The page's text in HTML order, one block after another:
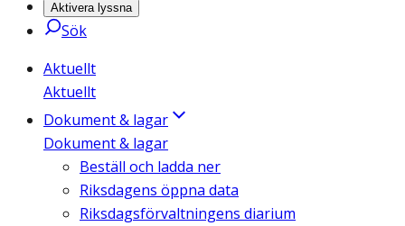
Aktivera lyssna
Sök
Aktuellt
Aktuellt
Dokument & lagar
Dokument & lagar
Beställ och ladda ner
Riksdagens öppna data
Riksdagsförvaltningens diarium